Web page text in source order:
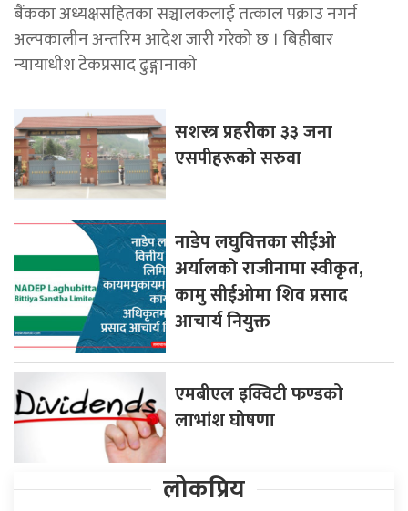
बैंकका अध्यक्षसहितका सञ्चालकलाई तत्काल पक्राउ नगर्न
अल्पकालीन अन्तरिम आदेश जारी गरेको छ । बिहीबार
न्यायाधीश टेकप्रसाद ढुङ्गानाको
सशस्त्र प्रहरीका ३३ जना
एसपीहरूको सरुवा
नाडेप लघुवित्तका सीईओ
अर्यालको राजीनामा स्वीकृत,
कामु सीईओमा शिव प्रसाद
आचार्य नियुक्त
एमबीएल इक्विटी फण्डको
लाभांश घोषणा
लोकप्रिय